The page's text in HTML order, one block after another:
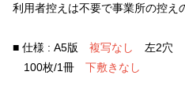
利用者控えは不要で事業所の控え
■ 仕様 : A5版 複写なし 左2穴
100枚/1冊 下敷きなし